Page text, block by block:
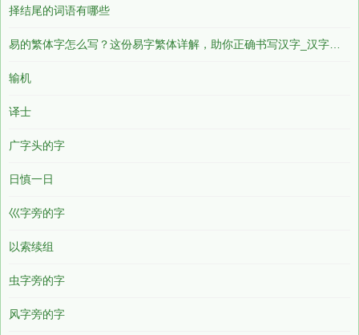
择结尾的词语有哪些
输机
译士
广字头的字
日慎一日
巛字旁的字
以索续组
虫字旁的字
风字旁的字